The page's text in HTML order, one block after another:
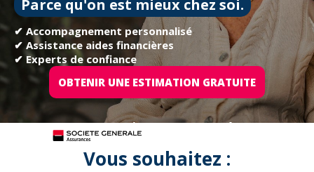
Parce qu'on est mieux chez soi.
✔ Accompagnement personnalisé
✔ Assistance aides financières
✔ Experts de confiance
OBTENIR UNE ESTIMATION GRATUITE
Tous nos projets sont assurés par
Vous souhaitez :